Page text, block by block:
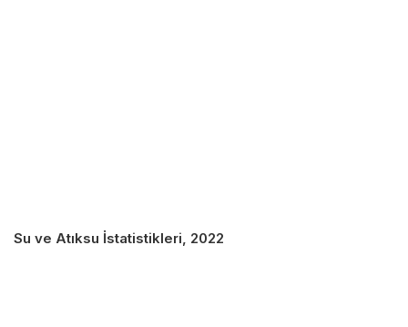
Su ve Atıksu İstatistikleri, 2022